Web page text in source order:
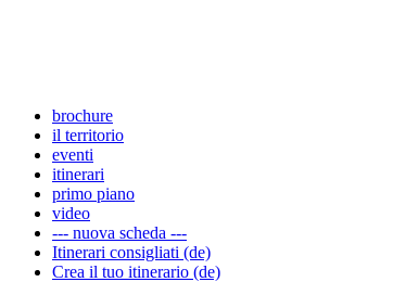
brochure
il territorio
eventi
itinerari
primo piano
video
--- nuova scheda ---
Itinerari consigliati (de)
Crea il tuo itinerario (de)